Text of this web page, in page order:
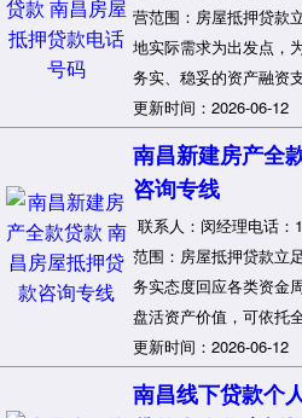
营范围：房屋抵押贷款
地实际需求为出发点，
务实、稳妥的资产融资
更新时间：2026-06-12
南昌新建房产全
咨询专线
联系人：闵经理电话：
范围：房屋抵押贷款立
务实态度回应各类资金
盘活资产价值，可依托
更新时间：2026-06-12
南昌线下贷款个